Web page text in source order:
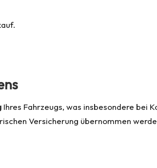
Ihres Fahrzeugs, was insbesondere bei
Versicherung übernommen